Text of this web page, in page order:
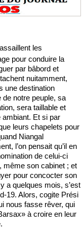
les
pour conduire la
par bâbord et
nuitamment,
une destination
notre peuple, sa
sera taillable et
ambiant. Et si par
leurs chapelets pour
Niangal
l’on pensait qu’il en
de celui-ci
même son cabinet ; et
pour concocter son
a quelques mois, s’est
19. Alors, cogite Prési
nous fasse rêver, qui
à croire en leur